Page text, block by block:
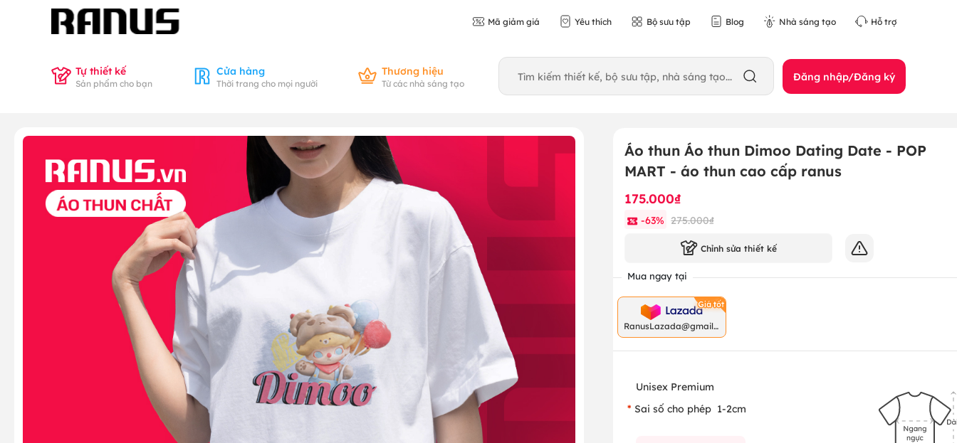
Mã giảm giá Yêu thích Bộ sưu tập Blog Nhà sáng tạo Hỗ trợ
Tự thiết kế
Sản phẩm cho bạn
Cửa hàng
Thời trang cho mọi người
Thương hiệu
Từ các nhà sáng tạo Đăng nhập/Đăng ký
Áo thun Áo thun Dimoo Dating Date - POP
MART - áo thun cao cấp ranus
175.000₫
-63% 275.000₫
Chỉnh sửa thiết kế
Mua ngay tại
RanusLazada@gmail.
com
Unisex Premium
Sai số cho phép 1-2cm